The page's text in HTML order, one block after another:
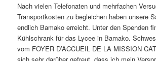
Nach vielen Telefonaten und mehrfachen
Transportkosten zu begleichen haben unsere
endlich Bamako erreicht. Unter den Spenden
Kühlschrank für das Lycee in Bamako.
vom FOYER D’ACCUEIL DE LA MISSION
sich sehr darüber gefreut, dass ich mein